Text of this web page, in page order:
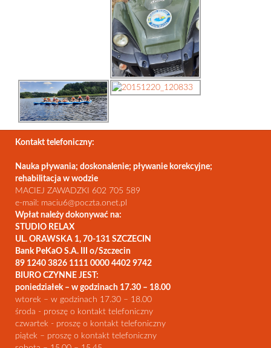
Kontakt telefoniczny:
Nauka pływania; doskonalenie; pływanie korekcyjne;
rehabilitacja w wodzie
MACIEJ ZAWADZKI 602 705 589
e-mail: maciu6@poczta.onet.pl
Wpłat należy dokonywać na:
STUDIO RELAX
UL. ORAWSKA 1, 70-131 SZCZECIN
Bank PeKaO S.A. III o/Szczecin
89 1240 3826 1111 0000 4402 9742
BIURO CZYNNE JEST:
poniedziałek – w godzinach 17.30 – 18.00
wtorek – w godzinach 17.30 – 18.00
środa - proszę o kontakt telefoniczny
czwartek - proszę o kontakt telefoniczny
piątek – proszę o kontakt telefoniczny